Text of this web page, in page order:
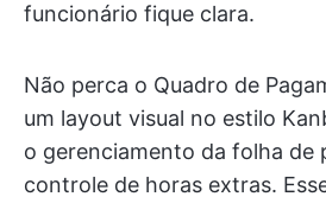
funcionário fique clara.
Não perca o Quadro de
um layout visual no estilo
o gerenciamento da folha de
controle de horas extras.